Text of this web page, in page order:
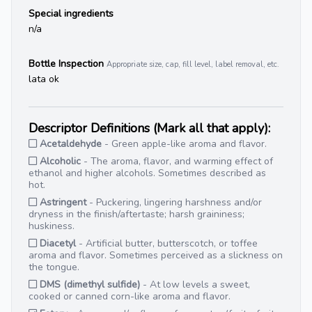
Special ingredients
n/a
Bottle Inspection Appropriate size, cap, fill level, label removal, etc.
lata ok
Descriptor Definitions (Mark all that apply):
Acetaldehyde - Green apple-like aroma and flavor.
Alcoholic - The aroma, flavor, and warming effect of
ethanol and higher alcohols. Sometimes described as
hot.
Astringent- Puckering, lingering harshness and/or
dryness in the finish/aftertaste; harsh graininess;
huskiness.
Diacetyl- Artificial butter, butterscotch, or toffee
aroma and flavor. Sometimes perceived as a slickness on
the tongue.
DMS (dimethyl sulfide) - At low levels a sweet,
cooked or canned corn-like aroma and flavor.